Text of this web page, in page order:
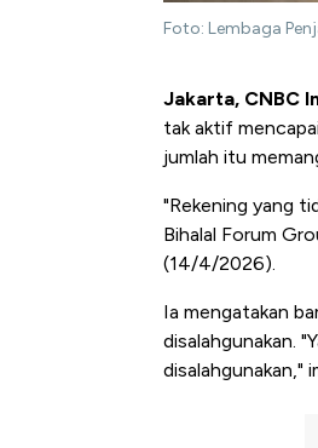
Foto: Lembaga
Jakarta, CNBC
tak aktif
jumlah itu
"Rekening yang
Bihalal Forum
(14/4/2026).
Ia mengatakan
disalahgunakan.
disalahgunakan,"